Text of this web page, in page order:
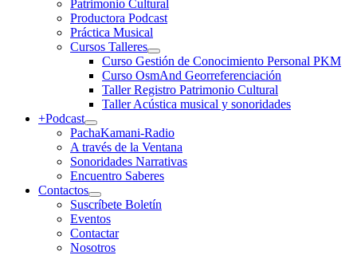
Patrimonio Cultural
Productora Podcast
Práctica Musical
Cursos Talleres
Curso Gestión de Conocimiento Personal PKM
Curso OsmAnd Georreferenciación
Taller Registro Patrimonio Cultural
Taller Acústica musical y sonoridades
+Podcast
PachaKamani-Radio
A través de la Ventana
Sonoridades Narrativas
Encuentro Saberes
Contactos
Suscríbete Boletín
Eventos
Contactar
Nosotros